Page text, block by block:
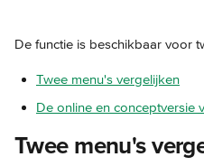
De functie is beschikbaar voor
Twee menu's vergelijken
De online en conceptversie
Twee menu's